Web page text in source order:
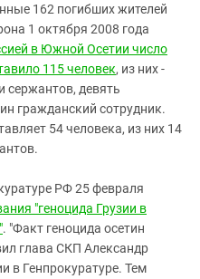
162 погибших жителей
1 октября 2008 года
в Южной Осетии число
115 человек, из них -
сержантов, девять
гражданский сотрудник.
54 человека, из них 14
РФ 25 февраля
"геноцида Грузии в
. "Факт геноцида осетин
глава СКП Александр
в Генпрокуратуре. Тем